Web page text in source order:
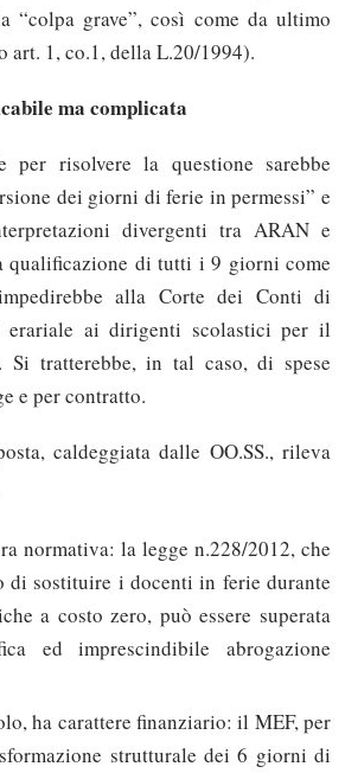
“colpa grave”, così come da ultimo
art. 1, co.1, della L.20/1994).
ma complicata
per risolvere la questione sarebbe
dei giorni di ferie in permessi” e
divergenti tra ARAN e
qualificazione di tutti i 9 giorni come
alla Corte dei Conti di
erariale ai dirigenti scolastici per il
Si tratterebbe, in tal caso, di spese
e per contratto.
caldeggiata dalle OO.SS., rileva
normativa: la legge n.228/2012, che
di sostituire i docenti in ferie durante
a costo zero, può essere superata
ed imprescindibile abrogazione
ha carattere finanziario: il MEF, per
strutturale dei 6 giorni di